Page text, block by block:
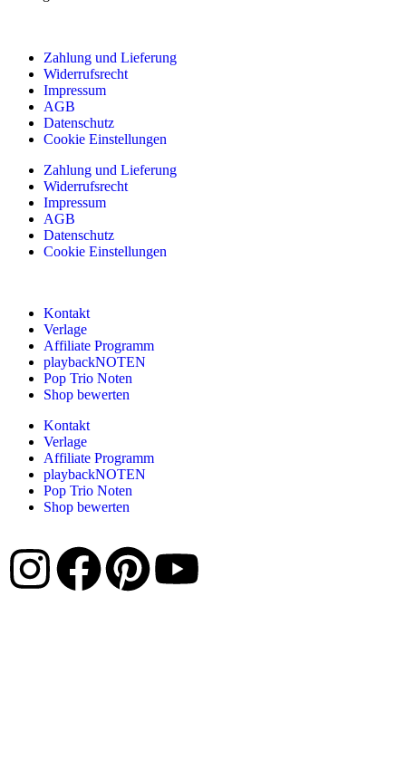
Zahlung und Lieferung
Widerrufsrecht
Impressum
AGB
Datenschutz
Cookie Einstellungen
Zahlung und Lieferung
Widerrufsrecht
Impressum
AGB
Datenschutz
Cookie Einstellungen
Kontakt
Verlage
Affiliate Programm
playbackNOTEN
Pop Trio Noten
Shop bewerten
Kontakt
Verlage
Affiliate Programm
playbackNOTEN
Pop Trio Noten
Shop bewerten